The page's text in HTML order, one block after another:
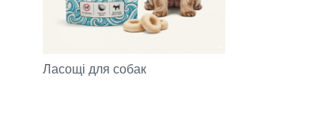
Ласощі для собак